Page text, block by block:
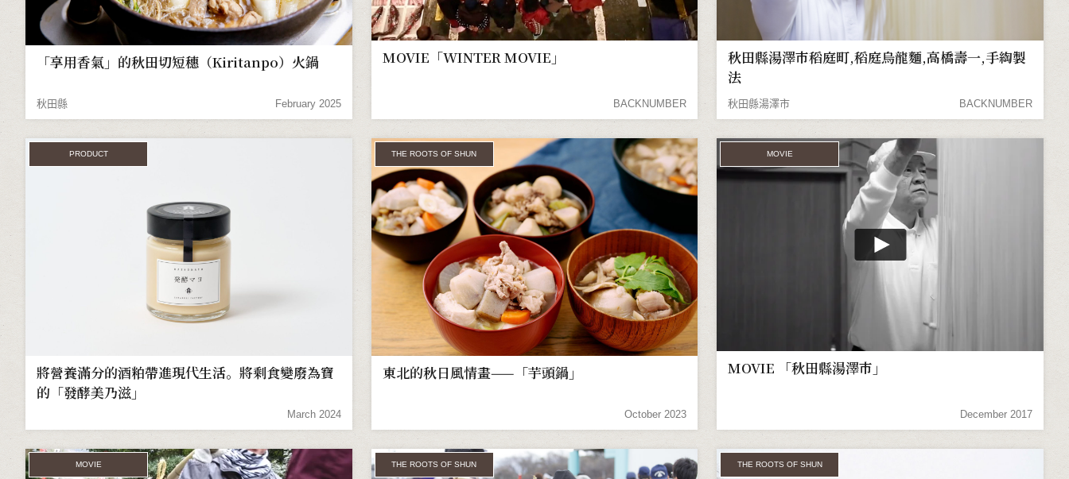
「享用香氣」的秋田切短穗（Kiritanpo）火鍋
秋田縣 February 2025
MOVIE「WINTER MOVIE」
BACKNUMBER
秋田縣湯澤市稻庭町,稻庭烏龍麵,高橋壽一,手綯製
法
秋田縣湯澤市 BACKNUMBER
PRODUCT
將營養滿分的酒粕帶進現代生活。將剩食變廢為寶
的「發酵美乃滋」
March 2024
THE ROOTS OF SHUN
東北的秋日風情畫——「芋頭鍋」
October 2023
MOVIE
MOVIE 「秋田縣湯澤市」
December 2017
MOVIE THE ROOTS OF SHUN THE ROOTS OF SHUN